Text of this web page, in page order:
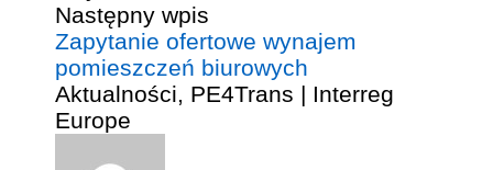
Następny wpis
Zapytanie ofertowe wynajem
pomieszczeń biurowych
Aktualności, PE4Trans | Interreg
Europe